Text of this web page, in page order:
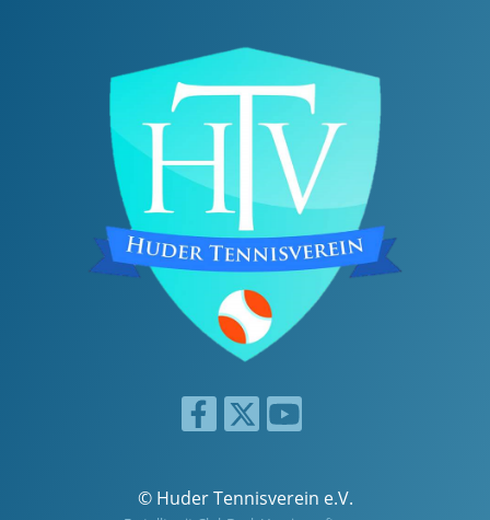
© Huder Tennisverein e.V.